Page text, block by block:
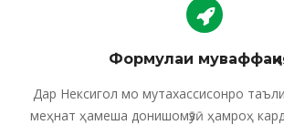
Формулаи
Дар Нексигол мо мутахассисонро
меҳнат ҳамеша донишомӯзӣ ҳамроҳ